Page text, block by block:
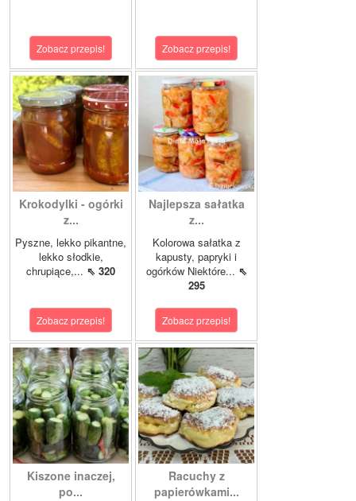
Zobacz przepis! Zobacz przepis!
Krokodylki - ogórki
z...
Pyszne, lekko pikantne,
lekko słodkie,
chrupiące,... ⇖ 320
Zobacz przepis!
Najlepsza sałatka
z...
Kolorowa sałatka z
kapusty, papryki i
ogórków Niektóre... ⇖
295
Zobacz przepis!
Kiszone inaczej,
po...
Racuchy z
papierówkami...